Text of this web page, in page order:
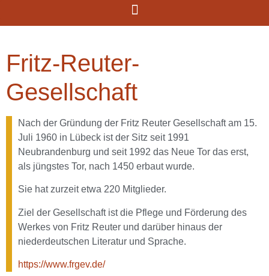
Fritz-Reuter-
Gesellschaft
Nach der Gründung der Fritz Reuter Gesellschaft am 15.
Juli 1960 in Lübeck ist der Sitz seit 1991
Neubrandenburg und seit 1992 das Neue Tor das erst,
als jüngstes Tor, nach 1450 erbaut wurde.
Sie hat zurzeit etwa 220 Mitglieder.
Ziel der Gesellschaft ist die Pflege und Förderung des
Werkes von Fritz Reuter und darüber hinaus der
niederdeutschen Literatur und Sprache.
https://www.frgev.de/